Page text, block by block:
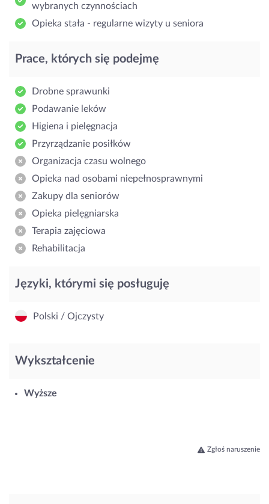
wybranych czynnościach
Opieka stała - regularne wizyty u seniora
Prace, których się podejmę
Drobne sprawunki
Podawanie leków
Higiena i pielęgnacja
Przyrządzanie posiłków
Organizacja czasu wolnego
Opieka nad osobami niepełnosprawnymi
Zakupy dla seniorów
Opieka pielęgniarska
Terapia zajęciowa
Rehabilitacja
Języki, którymi się posługuję
Polski / Ojczysty
Wykształcenie
Wyższe
Zgłoś naruszenie